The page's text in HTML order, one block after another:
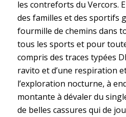
les contreforts du Vercors.
des familles et des sportifs
fourmille de chemins dans
tous les sports et pour
compris des traces typées
ravito et d’une respiration
l’exploration nocturne, à
montante à dévaler du
de belles cassures qui de